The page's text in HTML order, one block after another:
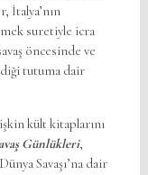
İtalya’nın
suretiyle icra
öncesinde ve
tutuma dair
kült kitaplarını
Günlükleri,
Savaşı’na dair